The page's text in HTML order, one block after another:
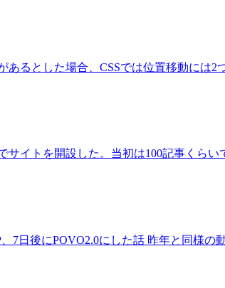
るとした場合、CSSでは位置移動には2
イトを開設した。当初は100記事くら
7日後にPOVO2.0にした話 昨年と同様の